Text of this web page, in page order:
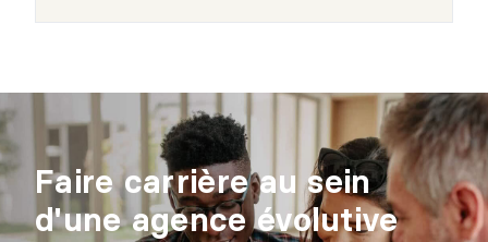
Faire carrière au sein
d'une agence évolutive